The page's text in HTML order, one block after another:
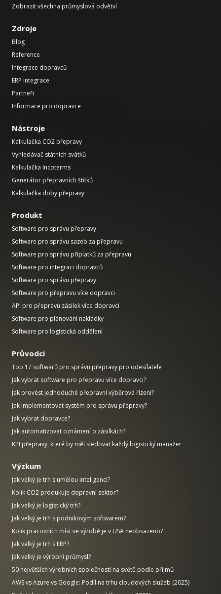
Zobrazit všechna průmyslová odvětví
Zdroje
Blog
Reference
Integrace dopravců
ERP integrace
Partneři
Informace pro dopravce
Nástroje
Kalkulačka CO2 přepravy
Vyhledávač státních svátků
Kalkulačka Incoterms
Generátor přepravních štítků
Kalkulačka doby přepravy
Produkt
Software pro správu přepravy
Software pro správu sazeb za přepravu
Software pro správu příplatků za přepravu
Software pro integraci dopravců
Software pro správu přepravy
Software pro přepravu více dopravci
API pro přepravu zásilek více dopravci
Software pro plánování nakládky
Software pro logistická oddělení
Průvodci
Top 17 softwarů pro správu přepravy pro odesílatele
Jak vybrat software pro přepravu více dopravci?
Jak provést jednoduché přepravní výběrové řízení?
Jak implementovat systém pro správu přepravy?
Jak vybrat dopravce?
Jak automatizovat oznámení o zásilkách?
KPI přepravy, které by měl sledovat každý logistický manažer
Výzkum
Jak velký je trh s umělou inteligencí?
Kolik CO2 produkuje dopravní sektor?
Jak velký je logistický trh?
Jak velký je trh s podnikovým softwarem?
Kolik pracovních míst ve výrobě je v USA neobsazeno?
Jak velký je trh s ERP?
Jak velký je výrobní průmysl?
50 největších výrobních společností na světě podle příjmů
AWS vs Azure vs Google: Podíl na trhu cloudových služeb (2025)